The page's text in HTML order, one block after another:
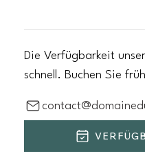
Die Verfügbarkeit
schnell. Buchen Sie